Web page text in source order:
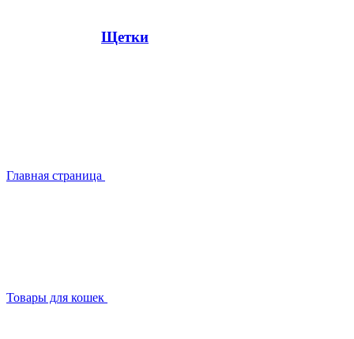
Щетки
Главная страница
Товары для кошек